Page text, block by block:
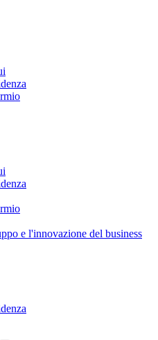
e l'innovazione del business